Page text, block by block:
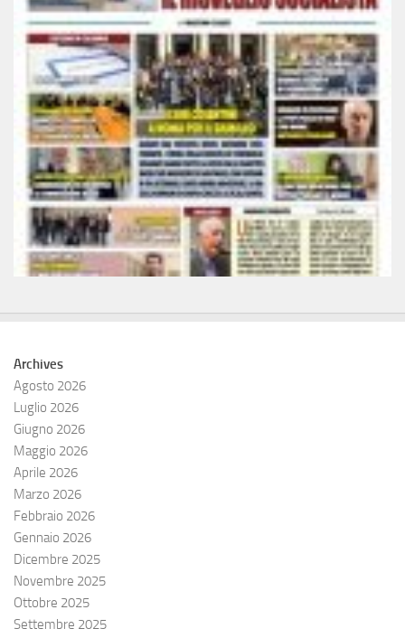
Archives
Agosto 2026
Luglio 2026
Giugno 2026
Maggio 2026
Aprile 2026
Marzo 2026
Febbraio 2026
Gennaio 2026
Dicembre 2025
Novembre 2025
Ottobre 2025
Settembre 2025